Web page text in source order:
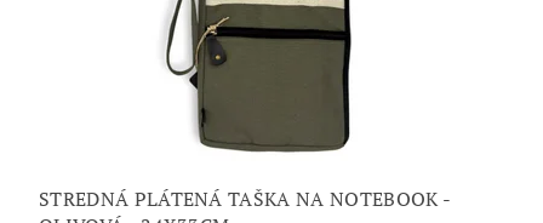
STREDNÁ PLÁTENÁ TAŠKA NA NOTEBOOK -